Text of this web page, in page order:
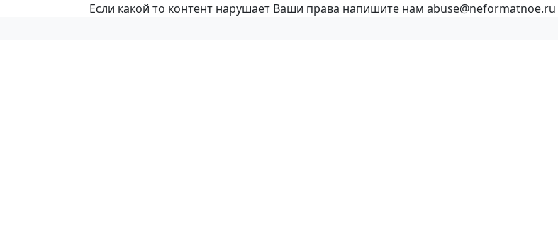
Если какой то контент нарушает Ваши права напишите нам abuse@neformatnoe.ru